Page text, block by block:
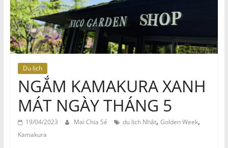
Du lịch
NGẮM KAMAKURA XANH
MÁT NGÀY THÁNG 5
19/04/2023 Mai Chia Sẻ du lịch Nhật, Golden Week,
Kamakura